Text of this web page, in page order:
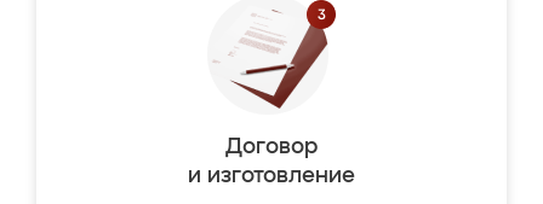
Договор
и изготовление